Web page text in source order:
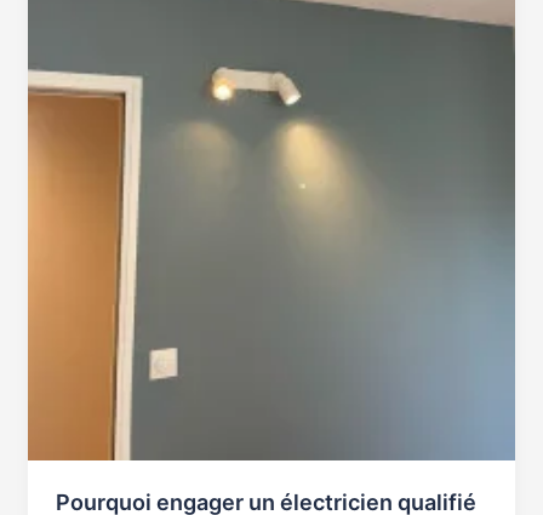
Pourquoi engager un électricien qualifié
?